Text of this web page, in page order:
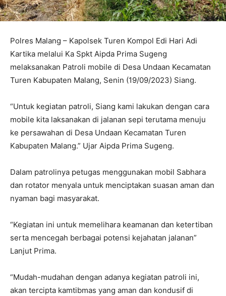
Polres Malang – Kapolsek Turen Kompol Edi Hari Adi
Kartika melalui Ka Spkt Aipda Prima Sugeng
melaksanakan Patroli mobile di Desa Undaan Kecamatan
Turen Kabupaten Malang, Senin (19/09/2023) Siang.
“Untuk kegiatan patroli, Siang kami lakukan dengan cara
mobile kita laksanakan di jalanan sepi terutama menuju
ke persawahan di Desa Undaan Kecamatan Turen
Kabupaten Malang.” Ujar Aipda Prima Sugeng.
Dalam patrolinya petugas menggunakan mobil Sabhara
dan rotator menyala untuk menciptakan suasan aman dan
nyaman bagi masyarakat.
“Kegiatan ini untuk memelihara keamanan dan ketertiban
serta mencegah berbagai potensi kejahatan jalanan”
Lanjut Prima.
“Mudah-mudahan dengan adanya kegiatan patroli ini,
akan tercipta kamtibmas yang aman dan kondusif di